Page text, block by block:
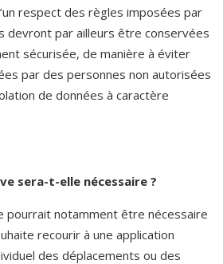
respect des règles imposées par
devront par ailleurs être conservées
sécurisée, de manière à éviter
par des personnes non autorisées
de données à caractère
sera-t-elle nécessaire ?
pourrait notamment être nécessaire
recourir à une application
des déplacements ou des